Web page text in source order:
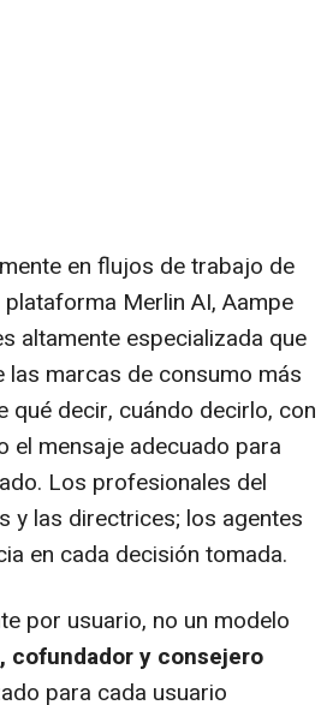
en flujos de trabajo de
Merlin AI, Aampe
altamente especializada que
marcas de consumo más
qué decir, cuándo decirlo, con
el mensaje adecuado para
Los profesionales del
y las directrices; los agentes
en cada decisión tomada.
por usuario, no un modelo
cofundador y consejero
para cada usuario